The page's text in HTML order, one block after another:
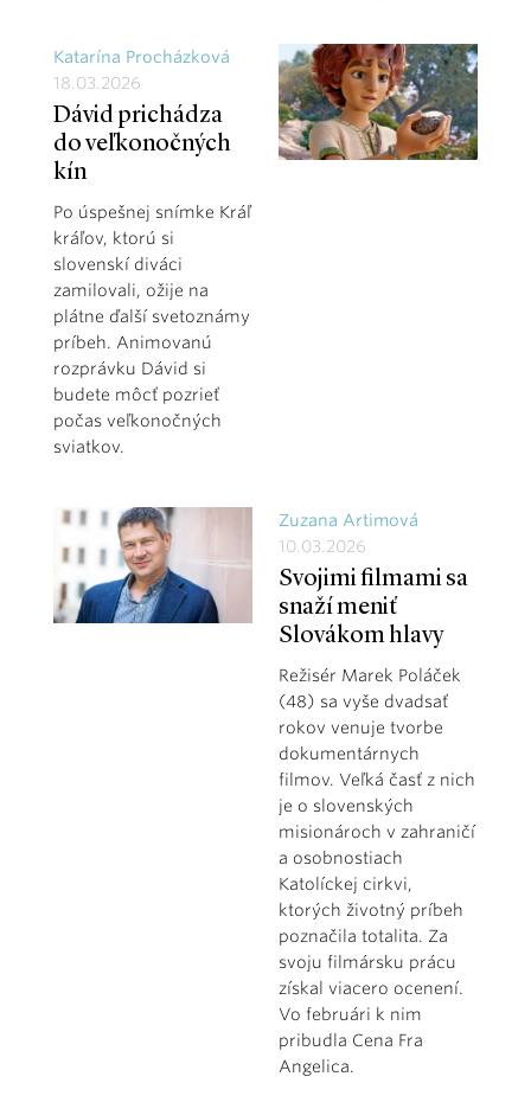
Katarína Procházková
18.03.2026
Dávid prichádza
do veľkonočných
kín
Po úspešnej snímke Kráľ
kráľov, ktorú si
slovenskí diváci
zamilovali, ožije na
plátne ďalší svetoznámy
príbeh. Animovanú
rozprávku Dávid si
budete môcť pozrieť
počas veľkonočných
sviatkov.
Zuzana Artimová
10.03.2026
Svojimi filmami sa
snaží meniť
Slovákom hlavy
Režisér Marek Poláček
(48) sa vyše dvadsať
rokov venuje tvorbe
dokumentárnych
filmov. Veľká časť z nich
je o slovenských
misionároch v zahraničí
a osobnostiach
Katolíckej cirkvi,
ktorých životný príbeh
poznačila totalita. Za
svoju filmársku prácu
získal viacero ocenení.
Vo februári k nim
pribudla Cena Fra
Angelica.